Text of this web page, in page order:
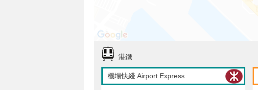
港鐵
機場快綫 Airport Express